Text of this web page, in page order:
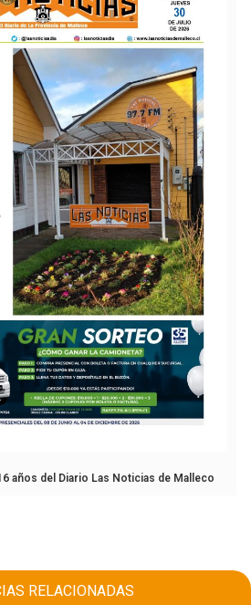
años del Diario Las Noticias de Malleco
RELACIONADAS